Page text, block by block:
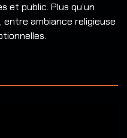
et public. Plus qu’un
ambiance religieuse